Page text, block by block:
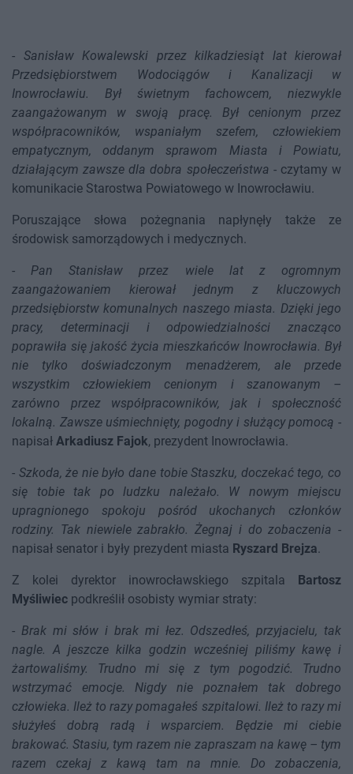
- Sanisław Kowalewski przez kilkadziesiąt lat kierował
Przedsiębiorstwem Wodociągów i Kanalizacji w
Inowrocławiu. Był świetnym fachowcem, niezwykle
zaangażowanym w swoją pracę. Był cenionym przez
współpracowników, wspaniałym szefem, człowiekiem
empatycznym, oddanym sprawom Miasta i Powiatu,
działającym zawsze dla dobra społeczeństwa - czytamy w
komunikacie Starostwa Powiatowego w Inowrocławiu.
Poruszające słowa pożegnania napłynęły także ze
środowisk samorządowych i medycznych.
-Pan Stanisław przez wiele lat z ogromnym
zaangażowaniem kierował jednym z kluczowych
przedsiębiorstw komunalnych naszego miasta. Dzięki jego
pracy, determinacji i odpowiedzialności znacząco
poprawiła się jakość życia mieszkańców Inowrocławia. Był
nie tylko doświadczonym menadżerem, ale przede
wszystkim człowiekiem cenionym i szanowanym –
zarówno przez współpracowników, jak i społeczność
lokalną. Zawsze uśmiechnięty, pogodny i służący pomocą -
napisał Arkadiusz Fajok, prezydent Inowrocławia.
- Szkoda, że nie było dane tobie Staszku, doczekać tego, co
się tobie tak po ludzku należało. W nowym miejscu
upragnionego spokoju pośród ukochanych członków
rodziny. Tak niewiele zabrakło. Żegnaj i do zobaczenia -
napisał senator i były prezydent miasta Ryszard Brejza.
Z kolei dyrektor inowrocławskiego szpitala
Bartosz
Myśliwiec podkreślił osobisty wymiar straty:
- Brak mi słów i brak mi łez. Odszedłeś, przyjacielu, tak
nagle. A jeszcze kilka godzin wcześniej piliśmy kawę i
żartowaliśmy. Trudno mi się z tym pogodzić. Trudno
wstrzymać emocje. Nigdy nie poznałem tak dobrego
człowieka. Ileż to razy pomagałeś szpitalowi. Ileż to razy mi
służyłeś dobrą radą i wsparciem. Będzie mi ciebie
brakować. Stasiu, tym razem nie zapraszam na kawę – tym
razem czekaj z kawą tam na mnie. Do zobaczenia,